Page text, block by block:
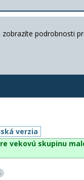
podrobnosti
verzia
vekovú skupinu